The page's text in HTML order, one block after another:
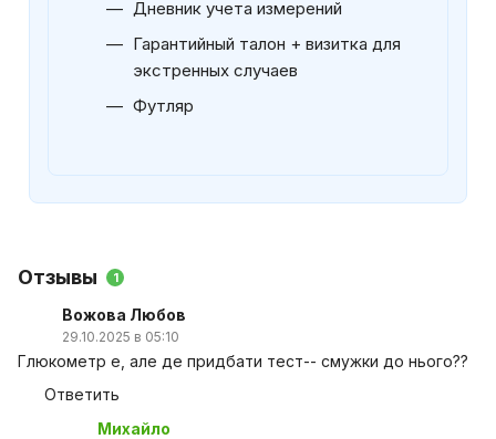
Дневник учета измерений
Гарантийный талон + визитка для
экстренных случаев
Футляр
Отзывы 1
Вожова Любов
29.10.2025 в 05:10
Глюкометр е, але де придбати тест-- смужки до нього??
Ответить
Михайло